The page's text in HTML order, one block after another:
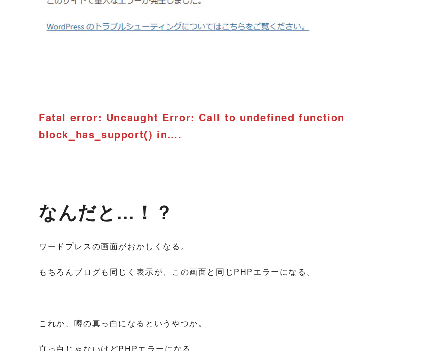
Fatal error: Uncaught Error: Call to undefined function
block_has_support() in….
なんだと…！？
ワードプレスの画面がおかしくなる。
もちろんブログも同じく表示が、この画面と同じPHPエラーになる。
これか、噂の真っ白になるというやつか。
真っ白じゃないけどPHPエラーになる。